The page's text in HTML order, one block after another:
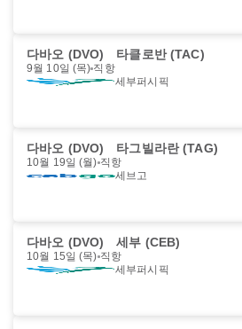
다바오 (DVO) 타클로반 (TAC)
9월 10일 (목) 직항
세부퍼시픽
다바오 (DVO) 타그빌라란 (TAG)
10월 19일 (월) 직항
세브고
다바오 (DVO) 세부 (CEB)
10월 15일 (목) 직항
세부퍼시픽